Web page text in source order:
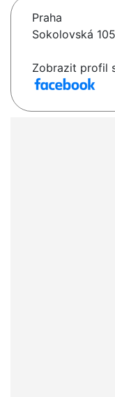
Praha
Sokolovská
Zobrazit profil